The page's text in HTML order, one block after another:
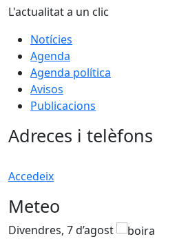
L'actualitat a un clic
Notícies
Agenda
Agenda política
Avisos
Publicacions
Adreces i telèfons
Accedeix
Meteo
Divendres, 7 d’agost